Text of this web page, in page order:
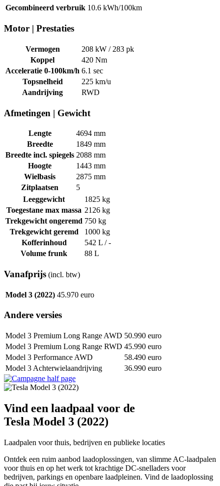
Gecombineerd verbruik 10.6 kWh/100km
Motor | Prestaties
Vermogen
208 kW / 283 pk
Koppel
420 Nm
Acceleratie 0-100km/h 6.1 sec
Topsnelheid
225 km/u
Aandrijving
RWD
Afmetingen | Gewicht
Lengte
4694 mm
Breedte
1849 mm
Breedte incl. spiegels 2088 mm
Hoogte
1443 mm
Wielbasis
2875 mm
Zitplaatsen
5
Leeggewicht
1825 kg
Toegestane max massa 2126 kg
Trekgewicht ongeremd 750 kg
Trekgewicht geremd
1000 kg
Kofferinhoud
542 L / -
Volume frunk
88 L
Vanafprijs (incl. btw)
Model 3 (2022) 45.970 euro
Andere versies
Model 3 Premium Long Range AWD 50.990 euro
Model 3 Premium Long Range RWD 45.990 euro
Model 3 Performance AWD
58.490 euro
Model 3 Achterwielaandrijving
36.990 euro
Vind een laadpaal voor de
Tesla Model 3 (2022)
Laadpalen voor thuis, bedrijven en publieke locaties
Ontdek een ruim aanbod laadoplossingen, van slimme AC-laadpalen
voor thuis en op het werk tot krachtige DC-snelladers voor
bedrijven, parkings en openbare laadpleinen. Vind de laadoplossing